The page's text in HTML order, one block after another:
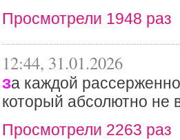
Просмотрели 1948 раз
12:44, 31.01.2026
За каждой
который абсолютно не
Просмотрели 2263 раз